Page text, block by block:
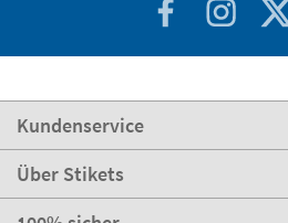
Kundenservice
Über Stikets